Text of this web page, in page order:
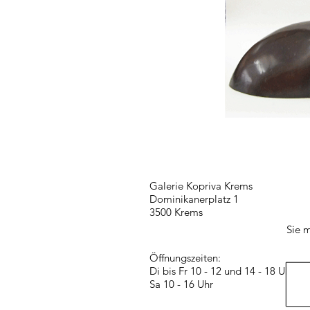
Galerie Kopriva Krems
Dominikanerplatz 1
3500 Krems
Öffnungszeiten:
Di bis Fr 10 - 12 und 14 - 18 Uhr
Sa 10 - 16 Uhr
Sie